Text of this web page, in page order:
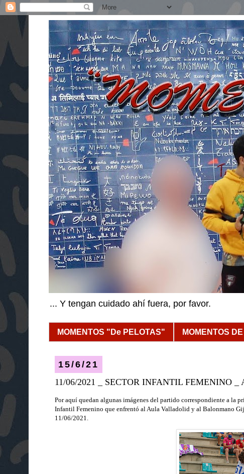
... Y tengan cuidado ahí fuera, por favor.
MOMENTOS "De PELOTAS" MOMENTOS
15/6/21
11/06/2021 _ SECTOR INFANTIL FEMENINO
Por aquí quedan algunas imágenes del partido correspondiente a la
Infantil Femenino que enfrentó al Aula Valladolid y al Balonmano
11/06/2021